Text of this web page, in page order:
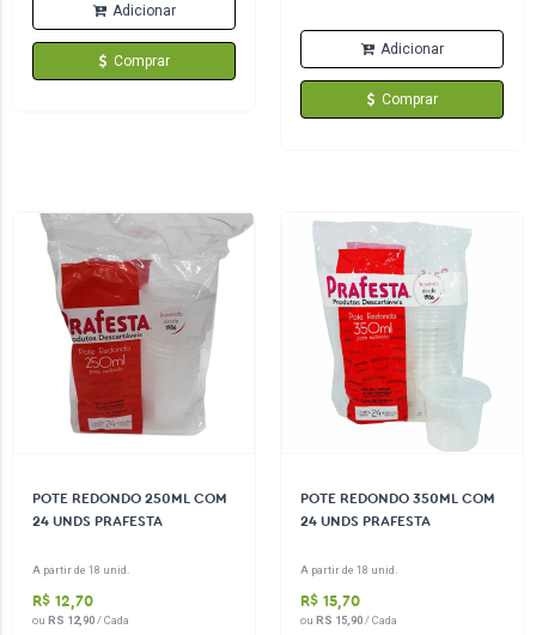
Adicionar
Comprar
Adicionar
Comprar
POTE REDONDO 250ML COM
24 UNDS PRAFESTA
A partir de 18 unid.
R$ 12,70
ou RS 12,90/ Cada
POTE REDONDO 350ML COM
24 UNDS PRAFESTA
A partir de 18 unid.
R$ 15,70
ou RS 15,90/ Cada